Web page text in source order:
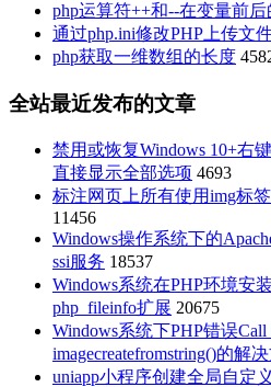
php运算符++和--在变量前后
通过php.ini修改PHP上传文
php获取一维数组的长度
全站最近发布的文章
禁用或恢复Windows 10+右
直接显示全部选项 4693
标注网页上所有使用img标
11456
Windows操作系统下的
ssi服务 18537
Windows系统在PHP环境安
php_fileinfo扩展 20675
Windows系统下PHP错误Call
imagecreatefromstring()的解
uniapp小程序创建全局自定